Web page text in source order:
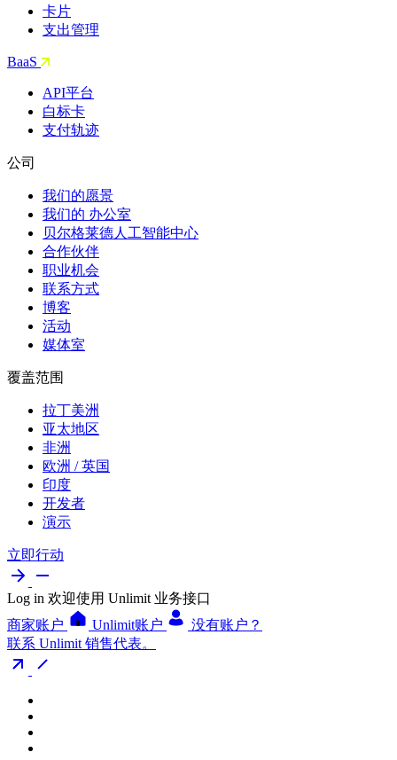
卡片
支出管理
BaaS
API平台
白标卡
支付轨迹
公司
我们的愿景
我们的 办公室
贝尔格莱德人工智能中心
合作伙伴
职业机会
联系方式
博客
活动
媒体室
覆盖范围
拉丁美洲
亚太地区
非洲
欧洲 / 英国
印度
开发者
演示
立即行动
Log in 欢迎使用 Unlimit 业务接口
商家账户
Unlimit账户
没有账户？
联系 Unlimit 销售代表。